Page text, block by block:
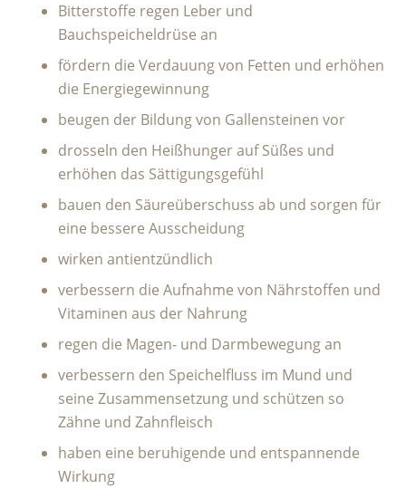
Bitterstoffe regen Leber und
Bauchspeicheldrüse an
fördern die Verdauung von Fetten und erhöhen
die Energiegewinnung
beugen der Bildung von Gallensteinen vor
drosseln den Heißhunger auf Süßes und
erhöhen das Sättigungsgefühl
bauen den Säureüberschuss ab und sorgen für
eine bessere Ausscheidung
wirken antientzündlich
verbessern die Aufnahme von Nährstoffen und
Vitaminen aus der Nahrung
regen die Magen- und Darmbewegung an
verbessern den Speichelfluss im Mund und
seine Zusammensetzung und schützen so
Zähne und Zahnfleisch
haben eine beruhigende und entspannende
Wirkung